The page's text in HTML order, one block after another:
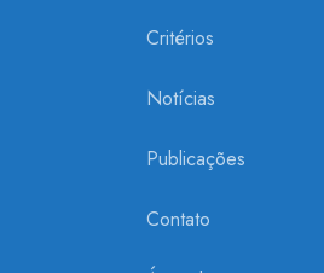
Critérios
Notícias
Publicações
Contato